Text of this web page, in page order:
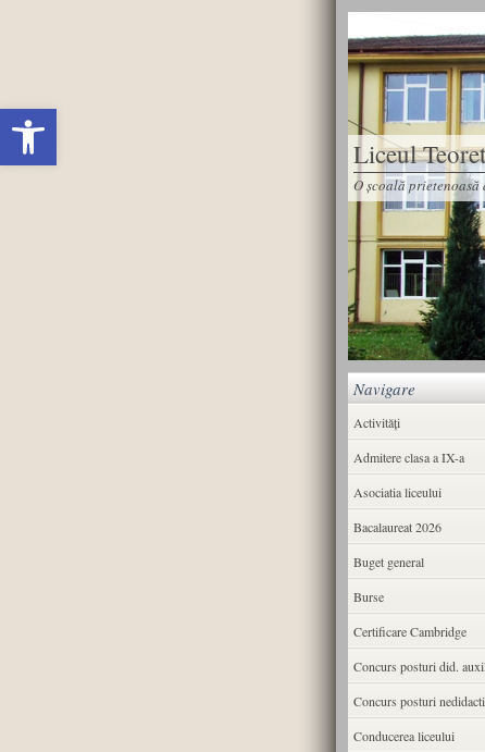
Deschide bara de unelte
Liceul
O școală
Navigare
Activități
Admitere clasa a IX-a
Asociatia liceului
Bacalaureat 2026
Buget general
Burse
Certificare Cambridge
Concurs posturi did.
Concurs posturi
Conducerea liceului